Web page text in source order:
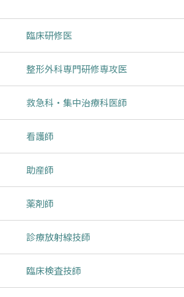
臨床研修医
整形外科専門研修専攻医
救急科・集中治療科医師
看護師
助産師
薬剤師
診療放射線技師
臨床検査技師